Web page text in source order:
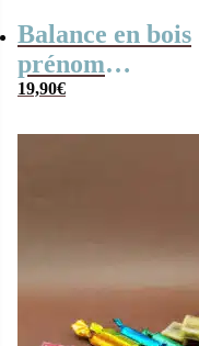
Balance en bois
prénom
personnalisable –
19,90€